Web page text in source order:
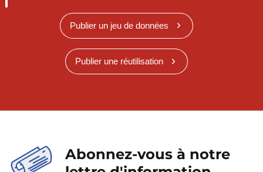
Publier un jeu de données
Publier une réutilisation
Abonnez-vous à notre